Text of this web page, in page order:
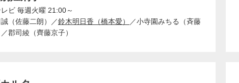
ビ 毎週火曜 21:00～
（佐藤二朗）
／鈴木明日香（橋本愛） ／小寺園みちる（斉藤
／郡司綾（齊藤京子）